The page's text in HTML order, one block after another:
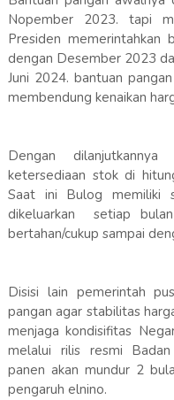
Nopember 2023. tapi
Presiden memerintahkan
dengan Desember 2023
Juni 2024. bantuan
membendung kenaikan
Dengan
ketersediaan stok di
Saat ini Bulog
dikeluarkan setiap
bertahan/cukup sampai
Disisi lain pemerintah
pangan agar stabilitas
menjaga kondisifitas
melalui rilis resmi Badan
panen akan mundur 2
pengaruh elnino.